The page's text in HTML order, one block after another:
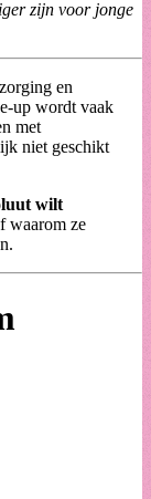
zijn voor jonge
en
up wordt vaak
met
niet geschikt
wilt
waarom ze